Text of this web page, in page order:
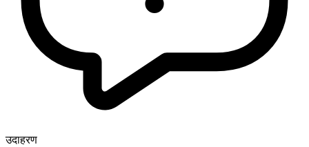
उदाहरण